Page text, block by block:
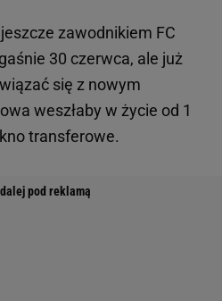
zawodnikiem FC
30 czerwca, ale już
się z nowym
weszłaby w życie od 1
transferowe.